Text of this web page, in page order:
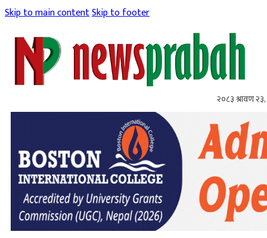
Skip to main contentSkip to footer
२०८३ श्रावण २३,